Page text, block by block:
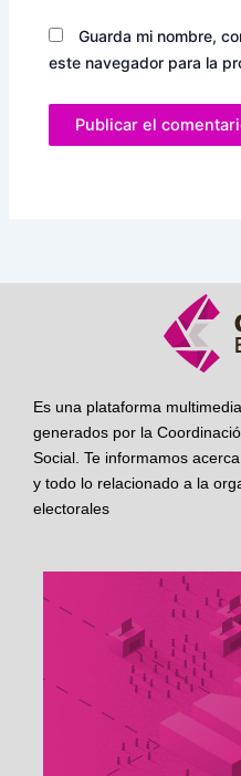
Guarda mi nombre,
este navegador para la
Es una plataforma
generados por la
Social. Te informamos
y todo lo relacionado a la
electorales